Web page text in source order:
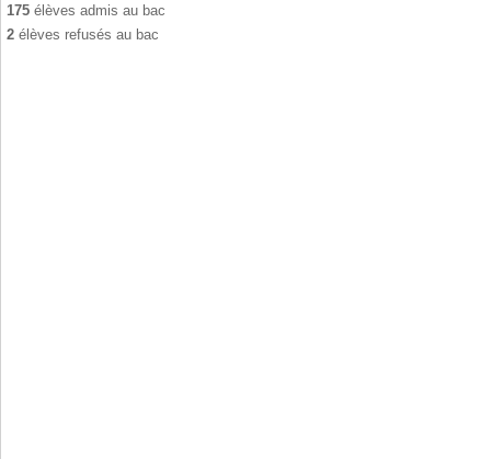
175 élèves admis au bac
2 élèves refusés au bac